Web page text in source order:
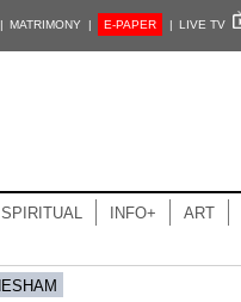
| MATRIMONY | E-PAPER | LIVE TV
SPIRITUAL INFO+ ART